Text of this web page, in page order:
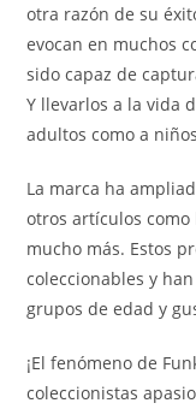
otra razón de su
evocan en muchos
sido capaz de
Y llevarlos a la vida
adultos como a
La marca ha
otros artículos como
mucho más. Estos
coleccionables y
grupos de edad y
¡El fenómeno de
coleccionistas